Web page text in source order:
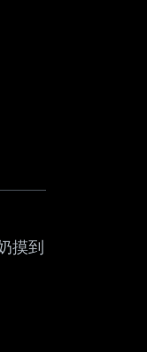
摸到